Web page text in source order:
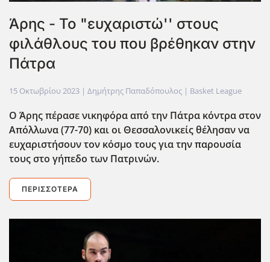
Άρης - Το "ευχαριστώ'' στους
φιλάθλους του που βρέθηκαν στην
Πάτρα
15 Οκτωβρίου 2023 | Δημήτρης Παπαδόπουλος | Basket League
Ο Άρης πέρασε νικηφόρα από την Πάτρα κόντρα στον
Απόλλωνα (77-70) και οι Θεσσαλονικείς θέλησαν να
ευχαριστήσουν τον κόσμο τους για την παρουσία
τους στο γήπεδο των Πατρινών.
ΠΕΡΙΣΣΌΤΕΡΑ